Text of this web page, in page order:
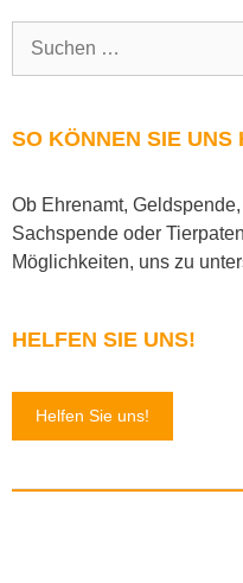
SO KÖNNEN SIE UNS
Ob Ehrenamt,
Sachspende oder
Möglichkeiten, uns zu
HELFEN SIE UNS!
Helfen Sie uns!